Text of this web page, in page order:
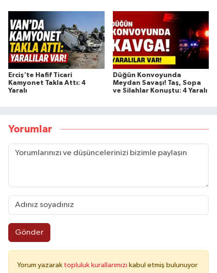
Erciş'te Hafif Ticari
Kamyonet Takla Attı: 4
Yaralı
Düğün Konvoyunda
Meydan Savaşı! Taş, Sopa
ve Silahlar Konuştu: 4 Yaralı
Yorumlar
Gönder
Yorum yazarak topluluk kurallarımızı kabul etmiş bulunuyor